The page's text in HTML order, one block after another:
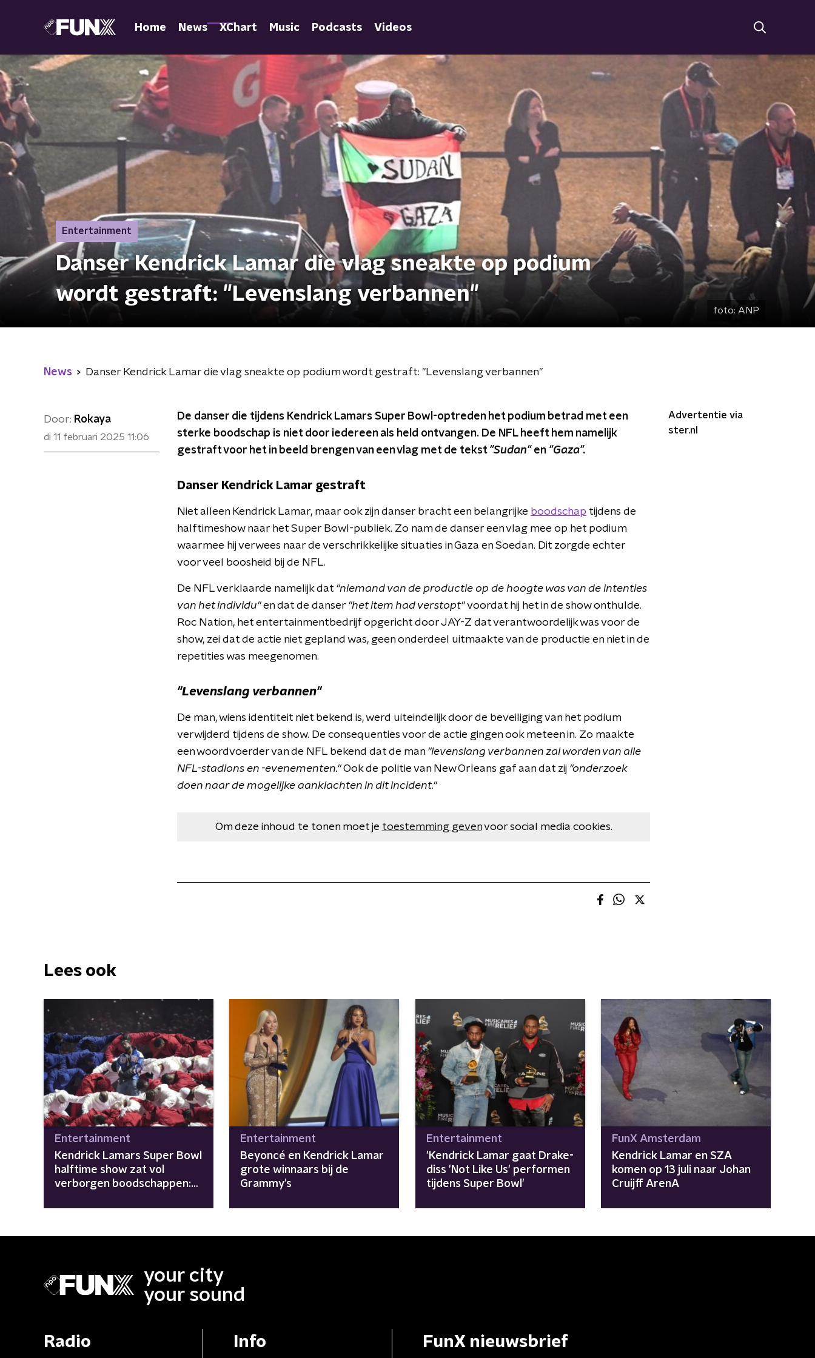
Home News XChart Music Podcasts Videos
Entertainment
Danser Kendrick Lamar die vlag sneakte op podium
wordt gestraft: "Levenslang verbannen"
foto: ANP
News Danser Kendrick Lamar die vlag sneakte op podium wordt gestraft: "Levenslang verbannen"
Door: Rokaya
di 11 februari 2025 11:06
De danser die tijdens Kendrick Lamars Super Bowl-optreden het podium betrad met een
sterke boodschap is niet door iedereen als held ontvangen. De NFL heeft hem namelijk
gestraft voor het in beeld brengen van een vlag met de tekst "Sudan" en "Gaza".
Danser Kendrick Lamar gestraft
Niet alleen Kendrick Lamar, maar ook zijn danser bracht een belangrijke boodschap tijdens de
halftimeshow naar het Super Bowl-publiek. Zo nam de danser een vlag mee op het podium
waarmee hij verwees naar de verschrikkelijke situaties in Gaza en Soedan. Dit zorgde echter
voor veel boosheid bij de NFL.
De NFL verklaarde namelijk dat "niemand van de productie op de hoogte was van de intenties
van het individu"en dat de danser "het item had verstopt"voordat hij het in de show onthulde.
Roc Nation, het entertainmentbedrijf opgericht door JAY-Z dat verantwoordelijk was voor de
show, zei dat de actie niet gepland was, geen onderdeel uitmaakte van de productie en niet in de
repetities was meegenomen.
"Levenslang verbannen"
De man, wiens identiteit niet bekend is, werd uiteindelijk door de beveiliging van het podium
verwijderd tijdens de show. De consequenties voor de actie gingen ook meteen in. Zo maakte
een woordvoerder van de NFL bekend dat de man "levenslang verbannen zal worden van alle
NFL-stadions en -evenementen."Ook de politie van New Orleans gaf aan dat zij "onderzoek
doen naar de mogelijke aanklachten in dit incident."
Om deze inhoud te tonen moet je toestemming gevenvoor social media cookies.
Advertentie via
ster.nl
Lees ook
Entertainment
Kendrick Lamars Super Bowl
halftime show zat vol
verborgen boodschappen:
Entertainment
Beyoncé en Kendrick Lamar
grote winnaars bij de
Grammy's
Entertainment
'Kendrick Lamar gaat Drake-
diss 'Not Like Us' performen
tijdens Super Bowl'
FunX Amsterdam
Kendrick Lamar en SZA
komen op 13 juli naar Johan
Cruijff ArenA
your city
your sound
Radio Info FunX nieuwsbrief